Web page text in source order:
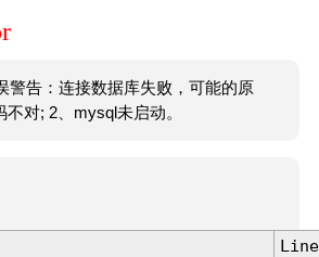
警告：连接数据库失败，可能的原
对; 2、mysql未启动。
Line